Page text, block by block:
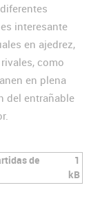
interesante
en ajedrez,
como
en plena
del entrañable
de
1
kB